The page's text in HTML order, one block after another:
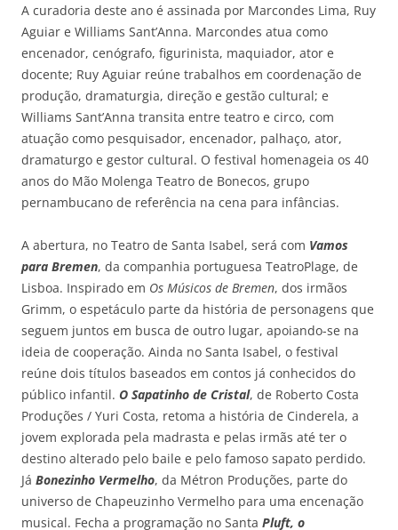
A curadoria deste ano é assinada por Marcondes Lima, Ruy
Aguiar e Williams Sant’Anna. Marcondes atua como
encenador, cenógrafo, figurinista, maquiador, ator e
docente; Ruy Aguiar reúne trabalhos em coordenação de
produção, dramaturgia, direção e gestão cultural; e
Williams Sant’Anna transita entre teatro e circo, com
atuação como pesquisador, encenador, palhaço, ator,
dramaturgo e gestor cultural. O festival homenageia os 40
anos do Mão Molenga Teatro de Bonecos, grupo
pernambucano de referência na cena para infâncias.
A abertura, no Teatro de Santa Isabel, será com Vamos
para Bremen, da companhia portuguesa TeatroPlage, de
Lisboa. Inspirado em Os Músicos de Bremen, dos irmãos
Grimm, o espetáculo parte da história de personagens que
seguem juntos em busca de outro lugar, apoiando-se na
ideia de cooperação. Ainda no Santa Isabel, o festival
reúne dois títulos baseados em contos já conhecidos do
público infantil. O Sapatinho de Cristal, de Roberto Costa
Produções / Yuri Costa, retoma a história de Cinderela, a
jovem explorada pela madrasta e pelas irmãs até ter o
destino alterado pelo baile e pelo famoso sapato perdido.
Já Bonezinho Vermelho, da Métron Produções, parte do
universo de Chapeuzinho Vermelho para uma encenação
musical. Fecha a programação no Santa Pluft, o